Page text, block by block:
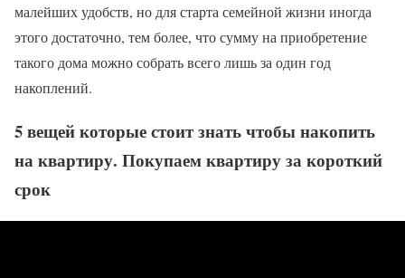
малейших удобств, но для старта семейной жизни иногда
этого достаточно, тем более, что сумму на приобретение
такого дома можно собрать всего лишь за один год
накоплений.
5 вещей которые стоит знать чтобы накопить
на квартиру. Покупаем квартиру за короткий
срок